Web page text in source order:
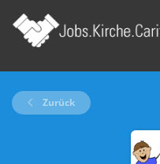
Zurück